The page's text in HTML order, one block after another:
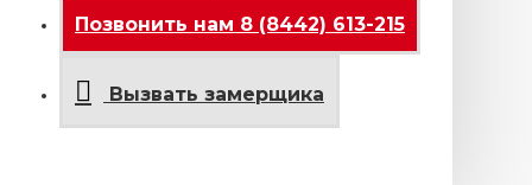
Позвонить нам 8 (8442) 613-215
Вызвать замерщика